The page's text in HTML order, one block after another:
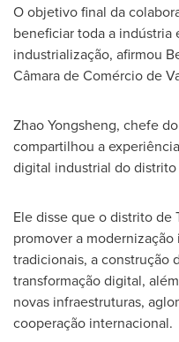
O objetivo final da
beneficiar toda a
industrialização, afirmou
Câmara de Comércio de
Zhao Yongsheng, chefe
compartilhou a
digital industrial do distrito
Ele disse que o distrito de
promover a
tradicionais, a construção
transformação digital,
novas infraestruturas,
cooperação internacional.